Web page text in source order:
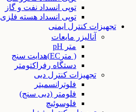
توپی انسداد نفت و گاز
توپی انسداد هسته فلزی
تجهیزات کنترل ایمنی
آنالیزر مایعات
متر pH
( مترEC)هدایت سنج
دستگاه رفراکتومتر
تجهیزات کنترل دبی
فلوترانسمیتر
فلومتر (دبی سنج)
فلوسوئیچ